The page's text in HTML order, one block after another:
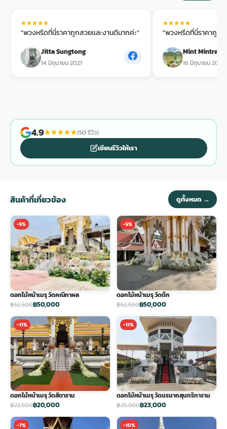
tpdecorate ปูพื้น
"พวงหรีดที่นี่ราคาถูกสวยเเละงานดีมากค่ะ"
Jitta Sungtong
14 มิถุนายน 2021
"พวงหรีดที่นี่ราคาถูกส
Mint Mintra
16 มิถุนายน 2021
4.9 (50 รีวิว)
เขียนรีวิวให้เรา
สินค้าที่เกี่ยวข้อง ดูทั้งหมด →
-5%
ดอกไม้หน้าเมรุ วัดคณิกาผล
฿52,500฿50,000
-5%
ดอกไม้หน้าเมรุ วัดตึก
฿52,500฿50,000
-11%
ดอกไม้หน้าเมรุ วัดสิตาราม
฿22,500฿20,000
-11%
ดอกไม้หน้าเมรุ วัดนรนาถสุนทริการาม
฿25,900฿23,000
-7% -10%